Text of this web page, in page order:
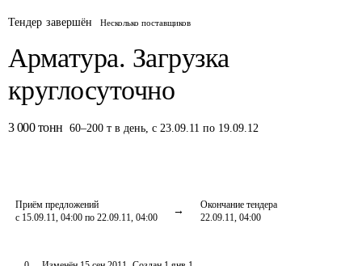
Тендер завершён Несколько поставщиков
Арматура. Загрузка
круглосуточно
3 000 тонн 60–200 т в день, с 23.09.11 по 19.09.12
Приём предложений
с 15.09.11, 04:00 по 22.09.11, 04:00
Окончание тендера
22.09.11, 04:00